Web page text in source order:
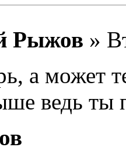
Рыжов »
а может
ведь ты